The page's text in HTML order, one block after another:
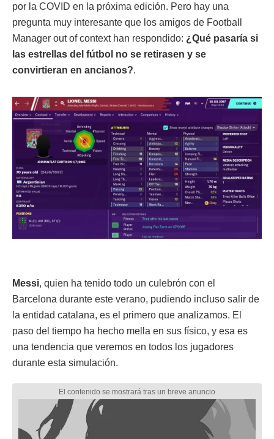
por la COVID en la próxima edición. Pero hay una
pregunta muy interesante que los amigos de Football
Manager out of context han respondido: ¿Qué pasaría si
las estrellas del fútbol no se retirasen y se
convirtieran en ancianos?.
Messi, quien ha tenido todo un culebrón con el
Barcelona durante este verano, pudiendo incluso salir de
la entidad catalana, es el primero que analizamos. El
paso del tiempo ha hecho mella en sus físico, y esa es
una tendencia que veremos en todos los jugadores
durante esta simulación.